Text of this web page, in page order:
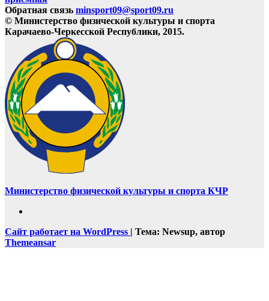
Обратная связь minsport09@sport09.ru
© Министерство физической культуры и спорта
Карачаево-Черкесской Республики, 2015.
Министерство физической культуры и спорта КЧР
Сайт работает на WordPress | Тема: Newsup, автор
Themeansar